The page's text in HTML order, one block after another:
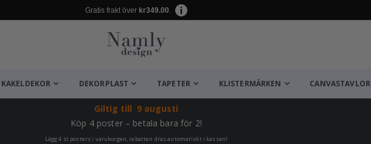
Gratis frakt över kr349.00.
KAKELDEKOR DEKORPLAST TAPETER KLISTERMÄRKEN CANVASTAVLOR
Giltig till 9 augusti
Köp 4 poster – betala bara för 2!
Lägg 4 st posters i varukorgen, rabatten dras automatiskt i kassan!